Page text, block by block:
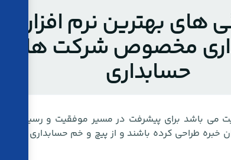
‌های بهترین نرم افزار
مخصوص شرکت های
حسابداری
می باشد برای پیشرفت در مسیر موفقیت و رسیدن به
خبره طراحی کرده باشند و از پیچ و خم حسابداری نیز